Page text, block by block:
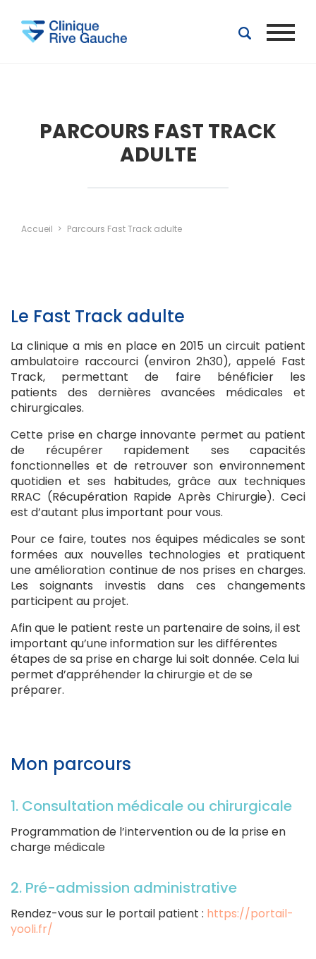
PARCOURS FAST TRACK
ADULTE
Accueil Parcours Fast Track adulte
Le Fast Track adulte
La clinique a mis en place en 2015 un circuit patient
ambulatoire raccourci (environ 2h30), appelé Fast
Track, permettant de faire bénéficier les
patients des dernières avancées médicales et
chirurgicales.
Cette prise en charge innovante permet au patient
de récupérer rapidement ses capacités
fonctionnelles et de retrouver son environnement
quotidien et ses habitudes, grâce aux techniques
RRAC (Récupération Rapide Après Chirurgie). Ceci
est d’autant plus important pour vous. ​
Pour ce faire, toutes nos équipes médicales se sont
formées aux nouvelles technologies et pratiquent
une amélioration continue de nos prises en charges.
Les soignants investis dans ces changements
participent au projet.
Afin que le patient reste un partenaire de soins, il est
important qu’une information sur les différentes
étapes de sa prise en charge lui soit donnée. Cela lui
permet d’appréhender la chirurgie et de se
préparer.
Mon parcours
1. Consultation médicale ou chirurgicale
Programmation de l’intervention ou de la prise en
charge médicale
2. Pré-admission administrative
Rendez-vous sur le portail patient : https://portail-
yooli.fr/